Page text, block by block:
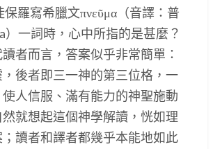
寫希臘文πνεῦμα（音譯：普
）一詞時，心中所指的是甚麼？
者而言，答案似乎非常簡單：
後者即三一神的第三位格，一
人信服、滿有能力的神聖施動
就想起這個神學解讀，恍如理
讀者和譯者都幾乎本能地如此